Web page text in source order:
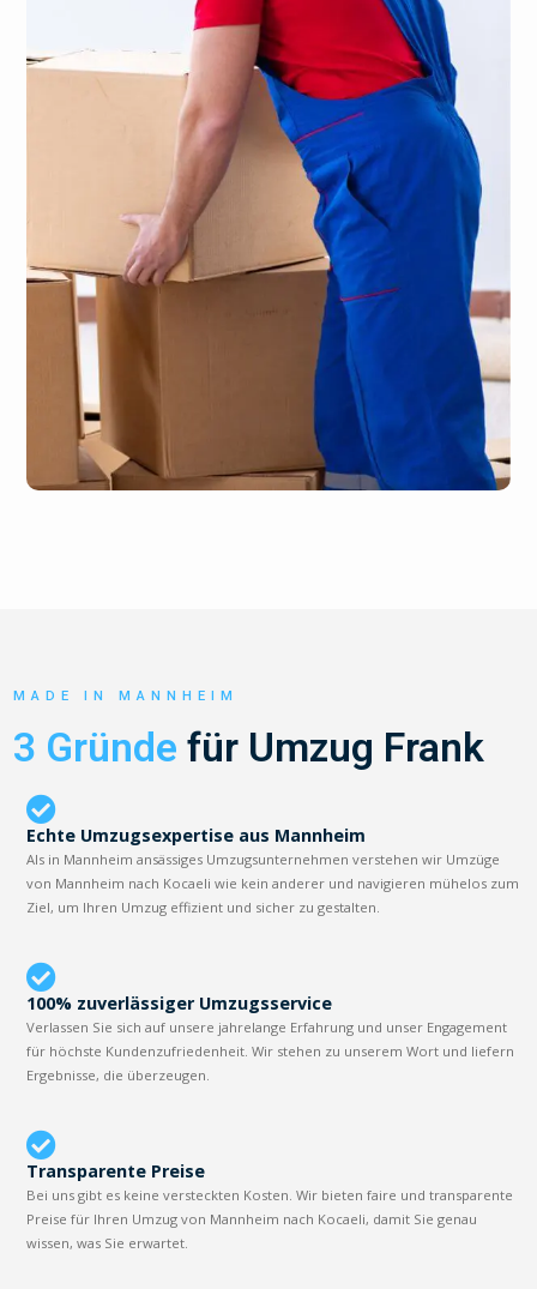
MADE IN MANNHEIM
3 Gründe für Umzug Frank
Echte Umzugsexpertise aus Mannheim
Als in Mannheim ansässiges Umzugsunternehmen verstehen wir Umzüge
von Mannheim nach Kocaeli wie kein anderer und navigieren mühelos zum
Ziel, um Ihren Umzug effizient und sicher zu gestalten.
100% zuverlässiger Umzugsservice
Verlassen Sie sich auf unsere jahrelange Erfahrung und unser Engagement
für höchste Kundenzufriedenheit. Wir stehen zu unserem Wort und liefern
Ergebnisse, die überzeugen.
Transparente Preise
Bei uns gibt es keine versteckten Kosten. Wir bieten faire und transparente
Preise für Ihren Umzug von Mannheim nach Kocaeli, damit Sie genau
wissen, was Sie erwartet.